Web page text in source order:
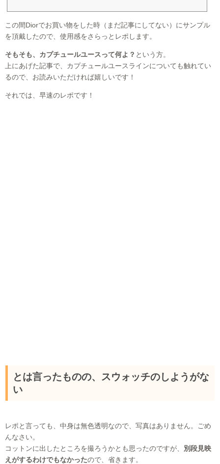
この間Diorでお買い物をした時（まだ記事にしてない）にサンプル
を頂戴したので、使用感をさらっとレポします。
そもそも、カプチュールユースって何よ？ という方。
上にあげた記事で、カプチュールユースラインについても触れてい
るので、お読みいただければ嬉しいです！
それでは、早速のレポです！
とは言ったものの、スウォッチのしようがな
い
レポと言っても、中身は無色透明なので、写真はありません。ごめ
んなさい。
コットンに出したところを撮ろうかとも思ったのですが、 別段見映
えがするわけでもなかったので、省きます。